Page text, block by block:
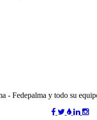
- Fedepalma y todo su